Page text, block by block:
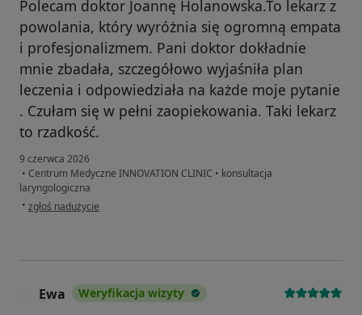
Polecam doktor Joannę Holanowska.To lekarz z
powolania, który wyróżnia się ogromną empata
i profesjonalizmem. Pani doktor dokładnie
mnie zbadała, szczegółowo wyjaśniła plan
leczenia i odpowiedziała na każde moje pytanie
. Czułam się w pełni zaopiekowania. Taki lekarz
to rzadkość.
9 czerwca 2026
• Centrum Medyczne INNOVATION CLINIC • konsultacja
laryngologiczna
• w opinii użytkownika Ewa Trzeciak
zgłoś nadużycie
Ewa Weryfikacja wizyty